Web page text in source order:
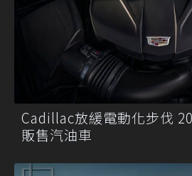
Cadillac放緩電動化步伐
販售汽油車